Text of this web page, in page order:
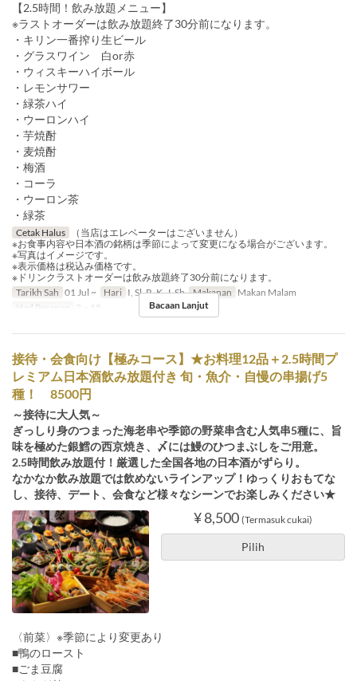
【2.5時間！飲み放題メニュー】
※ラストオーダーは飲み放題終了30分前になります。
・キリン一番搾り生ビール
・グラスワイン 白or赤
・ウィスキーハイボール
・レモンサワー
・緑茶ハイ
・ウーロンハイ
・芋焼酎
・麦焼酎
・梅酒
・コーラ
・ウーロン茶
・緑茶
Cetak Halus
（当店はエレベーターはございません）
※お食事内容や日本酒の銘柄は季節によって変更になる場合がございます。
※写真はイメージです。
※表示価格は税込み価格です。
※ドリンクラストオーダーは飲み放題終了30分前になります。
Tarikh Sah 01 Jul ~ Hari I, Sl, R, K, J, Sb Makanan Makan Malam
Had Pesanan
2 ~ 15 Bacaan Lanjut
接待・会食向け【極みコース】★お料理12品＋2.5時間プ
レミアム日本酒飲み放題付き 旬・魚介・自慢の串揚げ5
種！ 8500円
～接待に大人気～
ぎっしり身のつまった海老串や季節の野菜串含む人気串5種に、旨
味を極めた銀鱈の西京焼き、〆には鰻のひつまぶしをご用意。
2.5時間飲み放題付！厳選した全国各地の日本酒がずらり。
なかなか飲み放題では飲めないラインアップ！ゆっくりおもてな
し、接待、デート、会食など様々なシーンでお楽しみください★
¥ 8,500 (Termasuk cukai)
Pilih
〈前菜〉※季節により変更あり
■鴨のロースト
■ごま豆腐